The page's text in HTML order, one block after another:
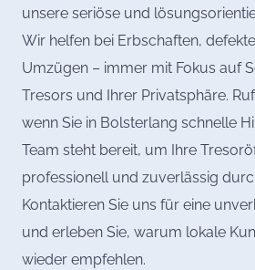
unsere seriöse und
Wir helfen bei Erbschaften,
Umzügen – immer mit Fokus auf
Tresors und Ihrer Privatsphäre.
wenn Sie in Bolsterlang schnelle
Team steht bereit, um Ihre
professionell und zuverlässig
Kontaktieren Sie uns für eine
und erleben Sie, warum lokale
wieder empfehlen.